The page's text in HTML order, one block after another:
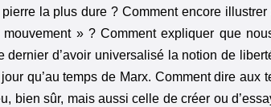
la plus dure ? Comment encore
» ? Comment expliquer que
d’avoir universalisé la notion de
qu’au temps de Marx. Comment dire aux
bien sûr, mais aussi celle de créer ou